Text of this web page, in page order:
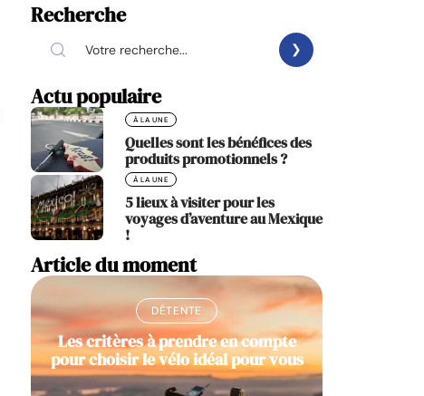
Recherche
Actu populaire
À LA UNE
Quelles sont les bénéfices des
produits promotionnels ?
À LA UNE
5 lieux à visiter pour les
voyages d’aventure au Mexique
!
Article du moment
DÉTENTE
Les critères à prendre en compte
pour choisir le vélo idéal pour vous